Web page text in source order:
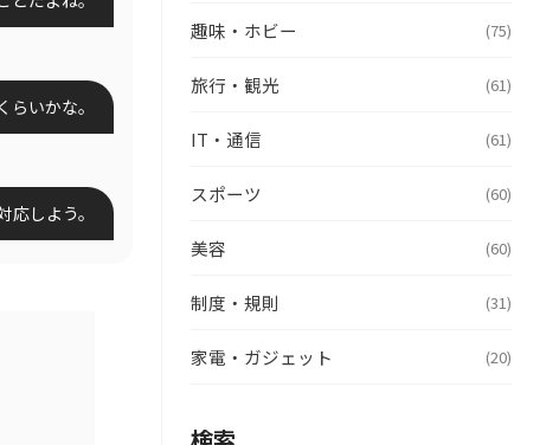
らいかな。
応しよう。
趣味・ホビー (75)
旅行・観光 (61)
IT・通信 (61)
スポーツ (60)
美容 (60)
制度・規則 (31)
家電・ガジェット (20)